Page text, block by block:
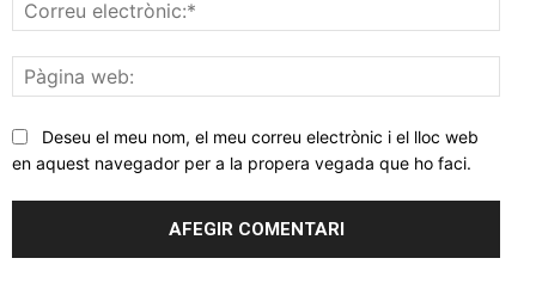
web:
Deseu el meu nom, el meu correu electrònic i el lloc web
en aquest navegador per a la propera vegada que ho faci.